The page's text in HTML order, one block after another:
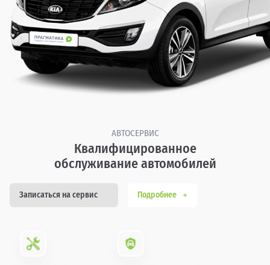
АВТОСЕРВИС
Квалифицированное
обслуживание автомобилей
Записаться на сервис Подробнее